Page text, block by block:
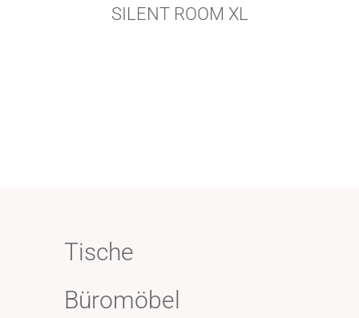
SILENT ROOM XL
Tische
Büromöbel